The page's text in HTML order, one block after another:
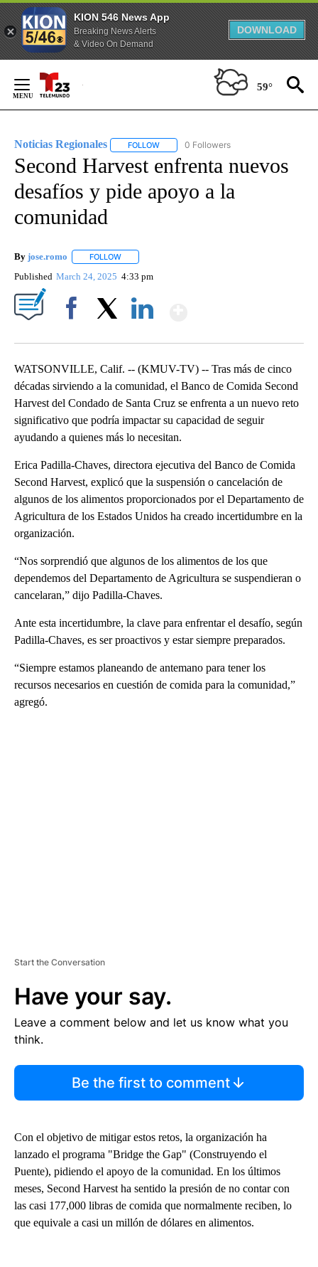
KION 546 News App
Breaking News Alerts
& Video On Demand
DOWNLOAD
Content
59°
Noticias Regionales FOLLOW FOLLOW "NOTICIAS REGIONALES" TO
0 Followers
Second Harvest enfrenta nuevos
desafíos y pide apoyo a la
comunidad
By jose.romo FOLLOW
Published March 24, 2025 4:33 pm
WATSONVILLE, Calif. -- (KMUV-TV) -- Tras más de cinco
décadas sirviendo a la comunidad, el Banco de Comida Second
Harvest del Condado de Santa Cruz se enfrenta a un nuevo reto
significativo que podría impactar su capacidad de seguir
ayudando a quienes más lo necesitan.
Erica Padilla-Chaves, directora ejecutiva del Banco de Comida
Second Harvest, explicó que la suspensión o cancelación de
algunos de los alimentos proporcionados por el Departamento de
Agricultura de los Estados Unidos ha creado incertidumbre en la
organización.
“Nos sorprendió que algunos de los alimentos de los que
dependemos del Departamento de Agricultura se suspendieran o
cancelaran,” dijo Padilla-Chaves.
Ante esta incertidumbre, la clave para enfrentar el desafío, según
Padilla-Chaves, es ser proactivos y estar siempre preparados.
“Siempre estamos planeando de antemano para tener los
recursos necesarios en cuestión de comida para la comunidad,”
agregó.
Start the Conversation
Have your say.
Leave a comment below and let us know what you
think.
Be the first to comment
Con el objetivo de mitigar estos retos, la organización ha
lanzado el programa "Bridge the Gap" (Construyendo el
Puente), pidiendo el apoyo de la comunidad. En los últimos
meses, Second Harvest ha sentido la presión de no contar con
las casi 177,000 libras de comida que normalmente reciben, lo
que equivale a casi un millón de dólares en alimentos.